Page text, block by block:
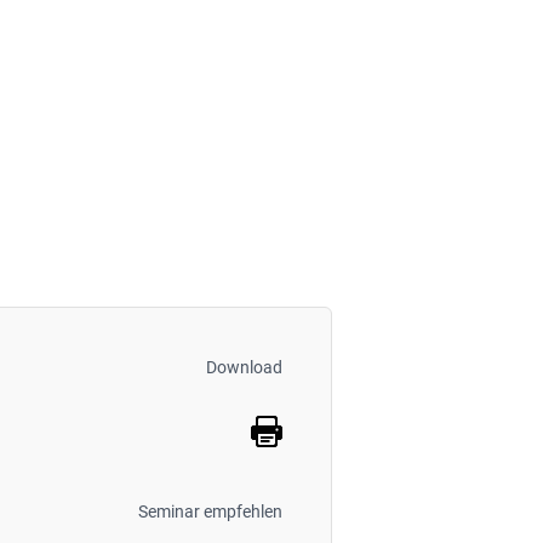
Download
Seminar empfehlen